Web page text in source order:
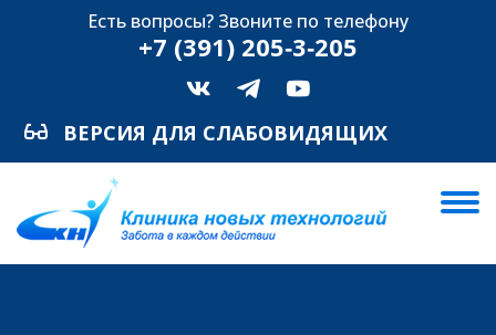
Есть вопросы? Звоните по телефону
+7 (391) 205‑3‑205
ВЕРСИЯ ДЛЯ СЛАБОВИДЯЩИХ